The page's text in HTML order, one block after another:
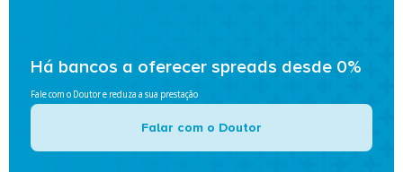
Há bancos a oferecer spreads desde 0%
Fale com o Doutor e reduza a sua prestação
Falar com o Doutor